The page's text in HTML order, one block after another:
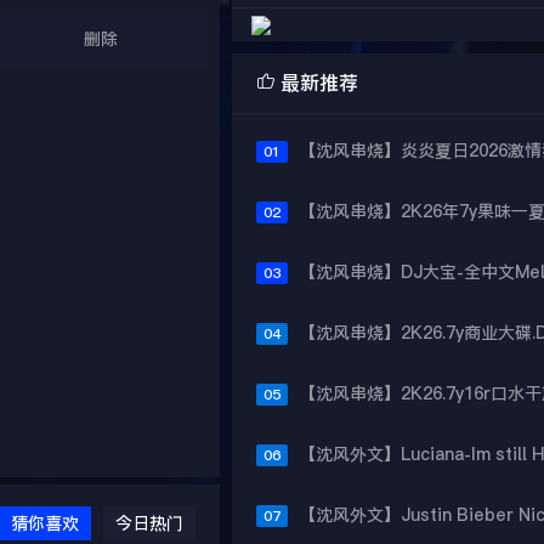
删除
猜你喜欢 今日热门
 最新推荐
01
02
03
04
05
06
07